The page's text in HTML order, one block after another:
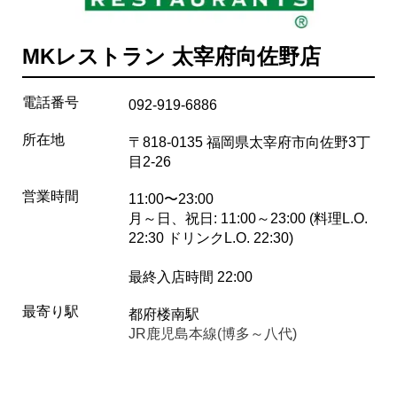
MKレストラン 太宰府向佐野店
電話番号 092-919-6886
所在地
〒818-0135 福岡県太宰府市向佐野3丁
目2-26
営業時間
11:00〜23:00
月～日、祝日: 11:00～23:00 (料理L.O.
22:30 ドリンクL.O. 22:30)
最終入店時間 22:00
最寄り駅
都府楼南駅
JR鹿児島本線(博多～八代)